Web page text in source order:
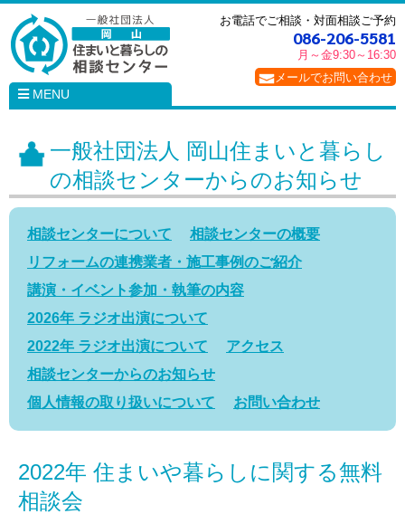
MENU
お電話でご相談・対面相談ご予約
086-206-5581
月～金9:30～16:30
メールでお問い合わせ
一般社団法人 岡山住まいと暮らし
の相談センターからのお知らせ
相談センターについて
相談センターの概要
リフォームの連携業者・施工事例のご紹介
講演・イベント参加・執筆の内容
2026年 ラジオ出演について
2022年 ラジオ出演について
アクセス
相談センターからのお知らせ
個人情報の取り扱いについて
お問い合わせ
2022年 住まいや暮らしに関する無料
相談会